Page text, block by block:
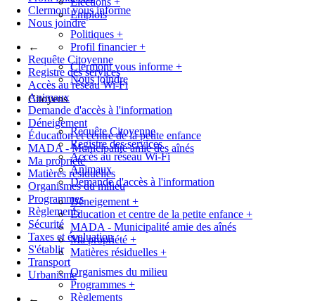
Clermont vous informe
Nous joindre
←
Requête Citoyenne
Registre des services
Accès au réseau Wi-Fi
Animaux
Demande d'accès à l'information
Déneigement
Éducation et centre de la petite enfance
MADA - Municipalité amie des aînés
Ma propriété
Matières résiduelles
Organismes du milieu
Programmes
Règlements
Sécurité
Taxes et évaluation
S'établir
Transport
Urbanisme
←
Emplois
Politiques +
Profil financier+
Clermont vous informe +
Nous joindre
Citoyens
Requête Citoyenne
Registre des services
Accès au réseau Wi-Fi
Animaux
Demande d'accès à l'information
Déneigement +
Éducation et centre de la petite enfance +
MADA - Municipalité amie des aînés
Ma propriété +
Matières résiduelles +
Organismes du milieu
Programmes +
Règlements